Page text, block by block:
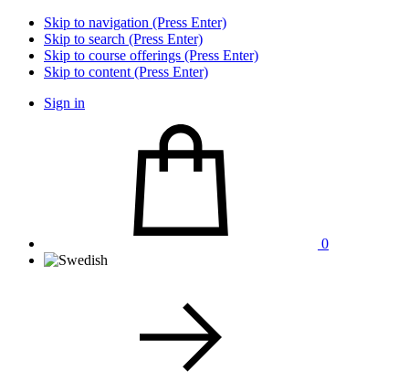
Skip to navigation (Press Enter)
Skip to search (Press Enter)
Skip to course offerings (Press Enter)
Skip to content (Press Enter)
Sign in
0